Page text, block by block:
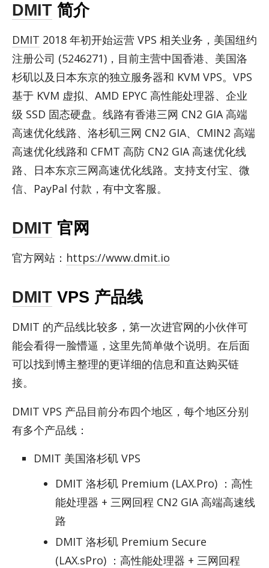
DMIT 简介
DMIT 2018 年初开始运营 VPS 相关业务，美国纽约
注册公司 (5246271)，目前主营中国香港、美国洛
杉矶以及日本东京的独立服务器和 KVM VPS。VPS
基于 KVM 虚拟、AMD EPYC 高性能处理器、企业
级 SSD 固态硬盘。线路有香港三网 CN2 GIA 高端
高速优化线路、洛杉矶三网 CN2 GIA、CMIN2 高端
高速优化线路和 CFMT 高防 CN2 GIA 高速优化线
路、日本东京三网高速优化线路。支持支付宝、微
信、Pay­Pal 付款，有中文客服。
DMIT 官网
官方网站： https://www.dmit.io
DMIT VPS 产品线
DMIT 的产品线比较多，第一次进官网的小伙伴可
能会看得一脸懵逼，这里先简单做个说明。在后面
可以找到博主整理的更详细的信息和直达购买链
接。
DMIT VPS 产品目前分布四个地区，每个地区分别
有多个产品线：
DMIT 美国洛杉矶 VPS
DMIT 洛杉矶 Premium (LAX.Pro) ：高性
能处理器 + 三网回程 CN2 GIA 高端高速线
路
DMIT 洛杉矶 Premium Secure
(LAX.sPro) ：高性能处理器 + 三网回程